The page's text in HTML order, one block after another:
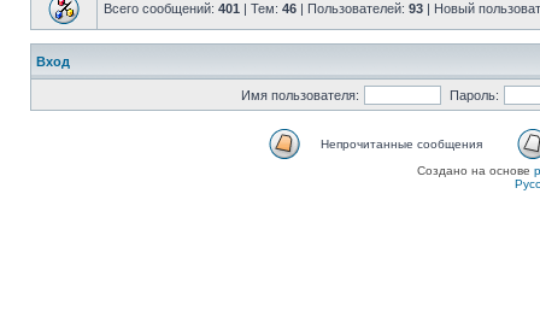
Всего сообщений: 401 | Тем: 46 | Пользователей: 93 | Новый
Вход
Имя пользователя: Пароль:
Непрочитанные сообщения
Создано на основе